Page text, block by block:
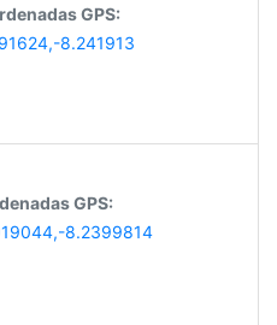
GPS:
8.241913
GPS:
8.2399814